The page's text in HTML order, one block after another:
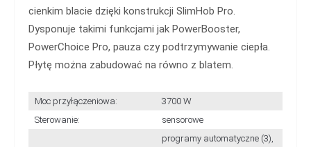
cienkim blacie dzięki konstrukcji SlimHob Pro.
Dysponuje takimi funkcjami jak PowerBooster,
PowerChoice Pro, pauza czy podtrzymywanie ciepła.
Płytę można zabudować na równo z blatem.
Moc przyłączeniowa:
3700 W
Sterowanie:
sensorowe
programy automatyczne (3),